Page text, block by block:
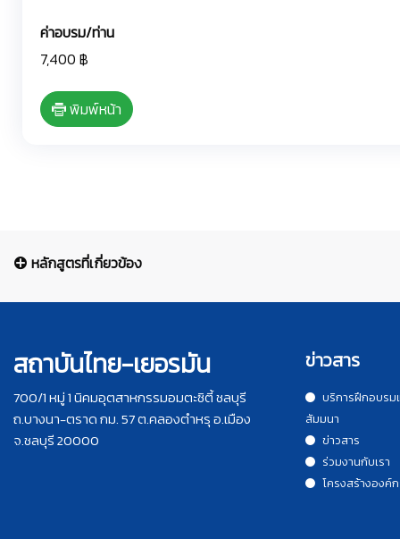
ค่าอบรม/ท่าน
7,400 ฿
พิมพ์หน้า
หลักสูตรที่เกี่ยวข้อง
สถาบันไทย-เยอรมัน
700/1 หมู่ 1 นิคมอุตสาหกรรมอมตะซิตี้ ชลบุรี
ถ.บางนา-ตราด กม. 57 ต.คลองตำหรุ อ.เมือง
จ.ชลบุรี 20000
ข่าวสาร
บริการฝึกอบรม
สัมมนา
ข่าวสาร
ร่วมงานกับเรา
โครงสร้างองค์